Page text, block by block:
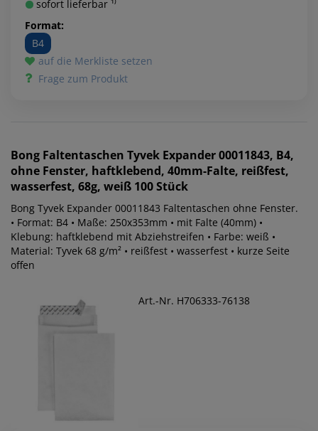
sofort lieferbar ¹⁾
Format:
B4
auf die Merkliste setzen
Frage zum Produkt
Bong Faltentaschen Tyvek Expander 00011843, B4,
ohne Fenster, haftklebend, 40mm-Falte, reißfest,
wasserfest, 68g, weiß 100 Stück
Bong Tyvek Expander 00011843 Faltentaschen ohne Fenster.
• Format: B4 • Maße: 250x353mm • mit Falte (40mm) •
Klebung: haftklebend mit Abziehstreifen • Farbe: weiß •
Material: Tyvek 68 g/m² • reißfest • wasserfest • kurze Seite
offen
Art.-Nr. H706333-76138